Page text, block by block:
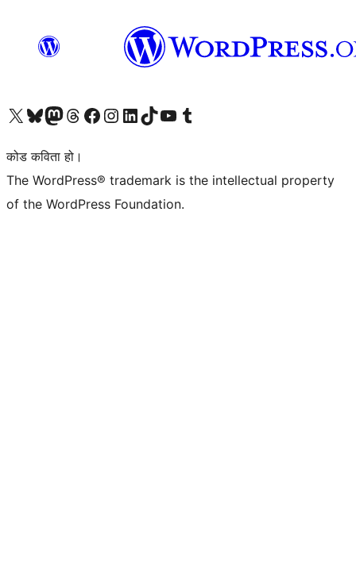
हाम्रो X (पहिले ट्विटर) खातामा जानुहोस्
हाम्रो Bluesky खाता भ्रमण गर्नुहोस्
हाम्रो म्यास्टोडन खाता भ्रमण गर्नुहोस्
हाम्रो थ्रेड्स खातामा जानुहोस्
हाम्रो फेसबुक पेजमा जानुहोस्
हाम्रो इन्स्टाग्राम खातामा जानुहोस्
हाम्रो लिङ्क्डइन खातामा जानुहोस्
हाम्रो TikTok खाता भ्रमण गर्नुहोस्
हाम्रो युट्युब च्यानलमा जानुहोस्
हाम्रो टम्बलर खाता भ्रमण गर्नुहोस्
कोड कविता हो।
The WordPress® trademark is the intellectual property
of the WordPress Foundation.